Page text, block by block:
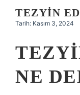
TEZYIN
Tarih: Kasım 3, 2024
NE